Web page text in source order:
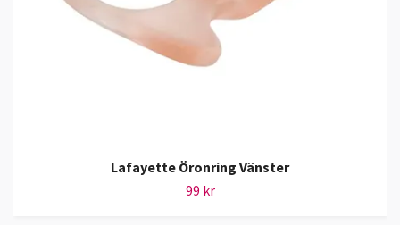
Lafayette Öronring Vänster
99 kr